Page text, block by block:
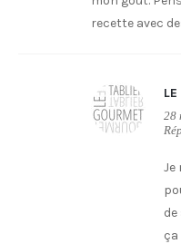
recette avec
28
Je